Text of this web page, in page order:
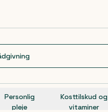
Personlig
pleje
Kosttilskud og
vitaminer